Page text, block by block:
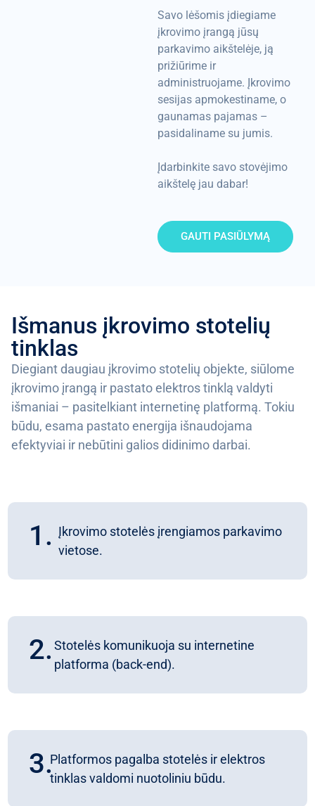
Savo lėšomis įdiegiame
įkrovimo įrangą jūsų
parkavimo aikštelėje, ją
prižiūrime ir
administruojame. Įkrovimo
sesijas apmokestiname, o
gaunamas pajamas –
pasidaliname su jumis.
Įdarbinkite savo stovėjimo
aikštelę jau dabar!
GAUTI PASIŪLYMĄ
Išmanus įkrovimo stotelių
tinklas
Diegiant daugiau įkrovimo stotelių objekte, siūlome
įkrovimo įrangą ir pastato elektros tinklą valdyti
išmaniai – pasitelkiant internetinę platformą. Tokiu
būdu, esama pastato energija išnaudojama
efektyviai ir nebūtini galios didinimo darbai.
1. Įkrovimo stotelės įrengiamos parkavimo
vietose.
2. Stotelės komunikuoja su internetine
platforma (back-end).
3.Platformos pagalba stotelės ir elektros
tinklas valdomi nuotoliniu būdu.